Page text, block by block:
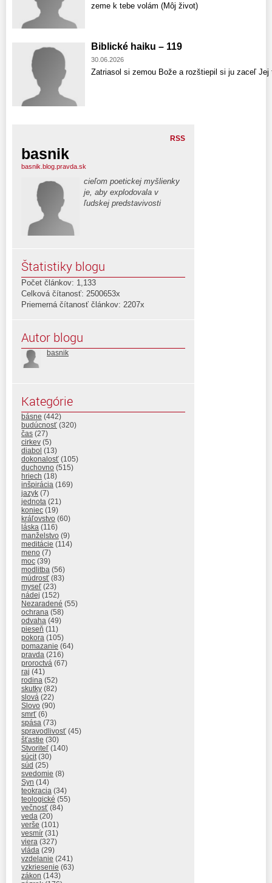
zeme k tebe volám (Môj život)
Biblické haiku – 119
30.06.2026
Zatriasol si zemou Bože a rozštiepil si ju zaceľ
RSS
basnik
basnik.blog.pravda.sk
cieľom poetickej myšlienky
je, aby explodovala v
ľudskej predstavivosti
Štatistiky blogu
Počet článkov: 1,133
Celková čítanosť: 2500653x
Priemerná čítanosť článkov: 2207x
Autor blogu
basnik
Kategórie
básne (442)
budúcnosť (320)
čas (27)
cirkev (5)
diabol (13)
dokonalosť (105)
duchovno (515)
hriech (18)
inšpirácia (169)
jazyk (7)
jednota (21)
koniec (19)
kráľovstvo (60)
láska (116)
manželstvo (9)
meditácie (114)
meno (7)
moc (39)
modlitba (56)
múdrosť (83)
myseľ (23)
nádej (152)
Nezaradené (55)
ochrana (58)
odvaha (49)
pieseň (11)
pokora (105)
pomazanie (64)
pravda (216)
proroctvá (67)
raj (41)
rodina (52)
skutky (82)
slová (22)
Slovo (90)
smrť (6)
spása (73)
spravodlivosť (45)
šťastie (30)
Stvoriteľ (140)
súcit(30)
súd (25)
svedomie (8)
Syn (14)
teokracia (34)
teologické (55)
večnosť (84)
veda (20)
verše (101)
vesmír (31)
viera (327)
vláda (29)
vzdelanie (241)
vzkriesenie (63)
zákon (143)